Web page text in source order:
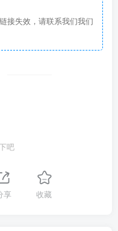
接失效，请联系我们我们
吧
享 收藏